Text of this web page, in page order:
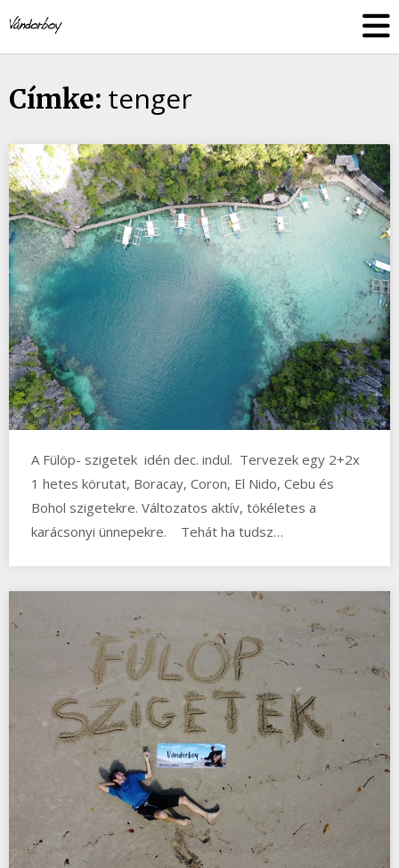
to
content
Címke: tenger
A Fülöp- szigetek idén dec. indul. Tervezek egy 2+2x
1 hetes körutat, Boracay, Coron, El Nido, Cebu és
Bohol szigetekre. Változatos aktív, tökéletes a
karácsonyi ünnepekre. Tehát ha tudsz…